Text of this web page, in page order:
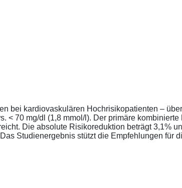
bei kardiovaskulären Hochrisikopatienten –
< 70 mg/dl (1,8 mmol/l). Der primäre
Die absolute Risikoreduktion beträgt 3,1%
Studienergebnis stützt die Empfehlungen für